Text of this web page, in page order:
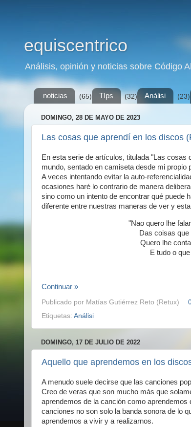
equiscentrico
Análisis, opinión y noticias sobre Código
noticias (65) TIps (32) Análisi (23)
DOMINGO, 28 DE MAYO DE 2023
Las cosas que aprendí en los discos
En esta serie de artículos, titulada "Las cosas
mundo, sentado en camiseta desde mi propio
A veces intentando evitar la auto-
ocasiones haré lo contrario de manera
sino como un intento de encontrar qué puede
diferente entre nuestras maneras de ver y
"Nao quero lhe
Das coisas
Quero lhe
E tudo o
Continuar »
Publicado por Matías Gutiérrez Reto (Retux)
Etiquetas: Análisi
DOMINGO, 17 DE JULIO DE 2022
Aquello que aprendemos en los
A menudo suele decirse que las canciones
Creo de veras que son mucho más que
aprendemos de la canción como
canciones no son solo la banda sonora de lo
aprendemos a vivir y a realizarnos.